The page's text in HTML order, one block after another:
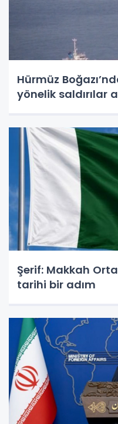
Hürmüz
yönelik saldırılar
Şerif: Makkah
tarihi bir adım